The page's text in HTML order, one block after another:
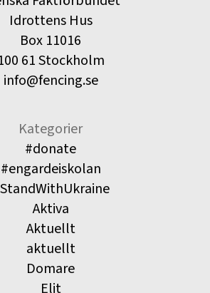
Idrottens Hus
Box 11016
61 Stockholm
info@fencing.se
Kategorier
#donate
#engardeiskolan
Aktiva
Aktuellt
aktuellt
Domare
Elit